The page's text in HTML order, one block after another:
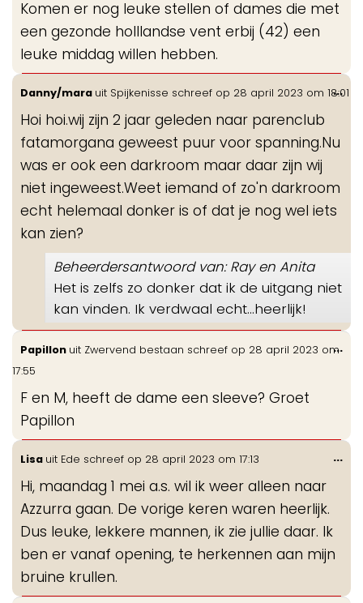
Komen er nog leuke stellen of dames die met
een gezonde holllandse vent erbij (42) een
leuke middag willen hebben.
Danny/mara uit Spijkenisse schreef op 28 april 2023 om 18:01
Hoi hoi.wij zijn 2 jaar geleden naar parenclub
fatamorgana geweest puur voor spanning.Nu
was er ook een darkroom maar daar zijn wij
niet ingeweest.Weet iemand of zo'n darkroom
echt helemaal donker is of dat je nog wel iets
kan zien?
Beheerdersantwoord van: Ray en Anita
Het is zelfs zo donker dat ik de uitgang niet
kan vinden. Ik verdwaal echt...heerlijk!
...
Papillon uit Zwervend bestaan schreef op 28 april 2023 om
17:55
F en M, heeft de dame een sleeve? Groet
Papillon
...
Lisa uit Ede schreef op 28 april 2023 om 17:13
Hi, maandag 1 mei a.s. wil ik weer alleen naar
Azzurra gaan. De vorige keren waren heerlijk.
Dus leuke, lekkere mannen, ik zie jullie daar. Ik
ben er vanaf opening, te herkennen aan mijn
bruine krullen.
...